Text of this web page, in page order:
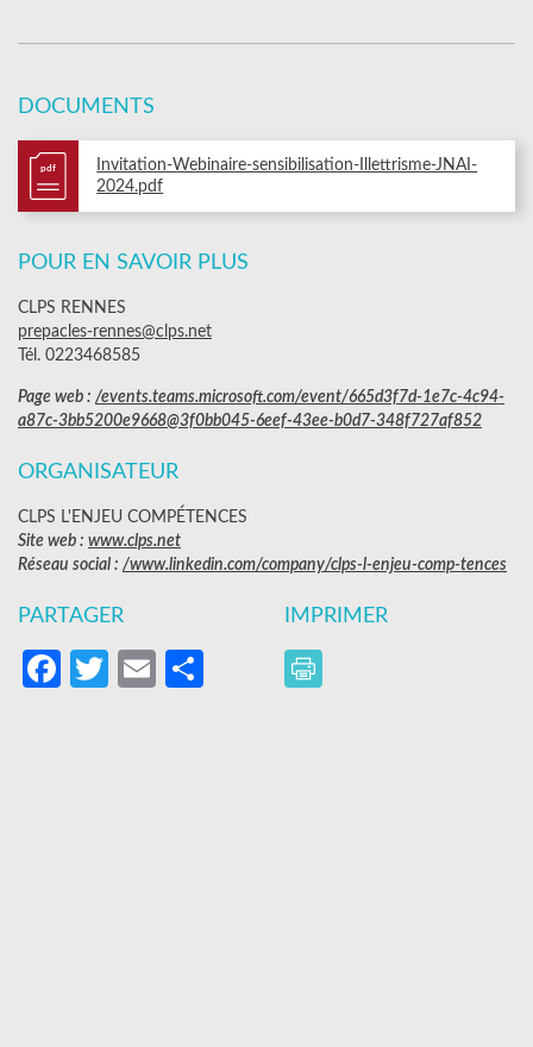
DOCUMENTS
pdf
Invitation-Webinaire-sensibilisation-Illettrisme-JNAI-
2024.pdf
POUR EN SAVOIR PLUS
CLPS RENNES
prepacles-rennes@clps.net
Tél. 0223468585
Page web : /events.teams.microsoft.com/event/665d3f7d-1e7c-4c94-
a87c-3bb5200e9668@3f0bb045-6eef-43ee-b0d7-348f727af852
ORGANISATEUR
CLPS L'ENJEU COMPÉTENCES
Site web : www.clps.net
Réseau social : /www.linkedin.com/company/clps-l-enjeu-comp-tences
PARTAGER
Facebook
Twitter
EmailPartager
IMPRIMER